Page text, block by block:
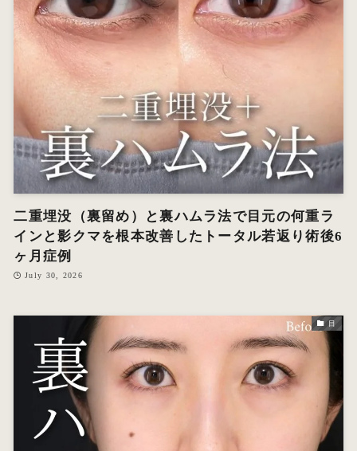
二重埋没（裏留め）と裏ハムラ法で目元の何重ラ
インと影クマを根本改善したトータル若返り術後6
ヶ月症例
July 30, 2026
目